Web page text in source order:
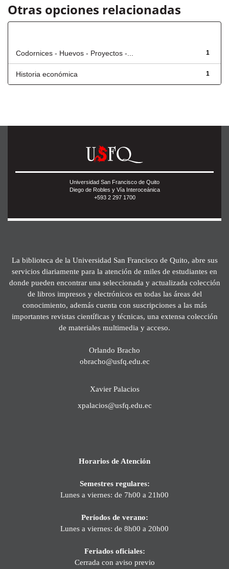
Otras opciones relacionadas
1
Codornices - Huevos - Proyectos -...
1
Historia económica
Universidad San Francisco de Quito
Diego de Robles y Vía Interoceánica
+593 2 297 1700
La biblioteca de la Universidad San Francisco de Quito, abre sus
servicios diariamente para la atención de miles de estudiantes en
donde pueden encontrar una seleccionada y actualizada colección
de libros impresos y electrónicos en todas las áreas del
conocimiento, además cuenta con suscripciones a las más
importantes revistas científicas y técnicas, una extensa colección
de materiales multimedia y acceso.
Orlando Bracho
obracho@usfq.edu.ec
Xavier Palacios
xpalacios@usfq.edu.ec
Horarios de Atención
Semestres regulares:
Lunes a viernes: de 7h00 a 21h00
Períodos de verano:
Lunes a viernes: de 8h00 a 20h00
Feriados oficiales:
Cerrada con aviso previo